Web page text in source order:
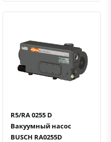
Быстрый просмотрДобавить к сравнению
Добавить в избранное
R5/RA 0255 D
Вакуумный насос
BUSCH RA0255D